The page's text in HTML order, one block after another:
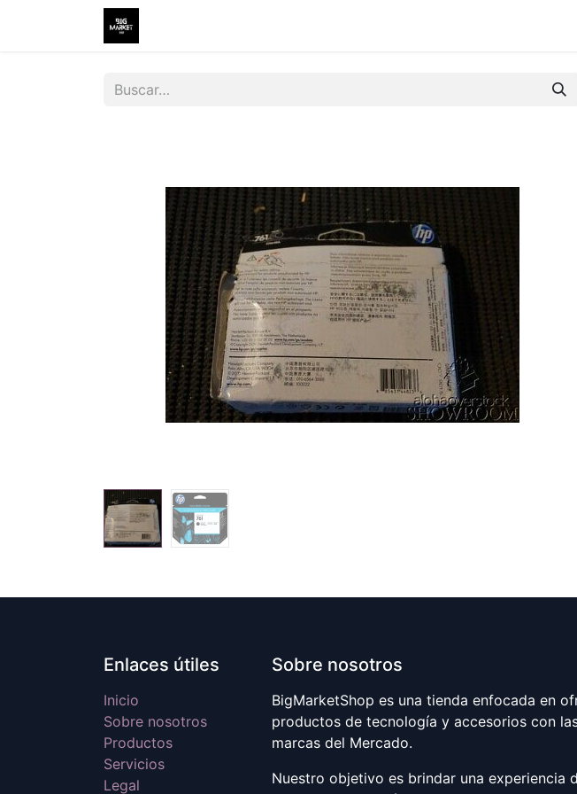
Enlaces útiles
Inicio
Sobre nosotros
Productos
Servicios
Legal
Sobre nosotros
BigMarketShop es una tienda enfocada en
productos de tecnología y accesorios con
marcas del Mercado.
Nuestro objetivo es brindar una experiencia